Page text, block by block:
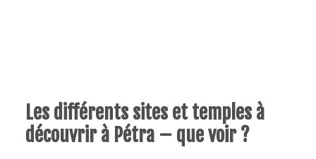
Les différents sites et temples à
découvrir à Pétra – que voir ?